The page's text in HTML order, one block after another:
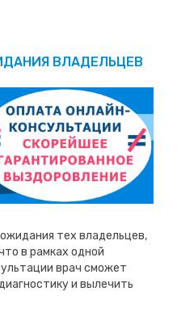
ВЛАДЕЛЬЦЕВ
тех владельцев,
в рамках одной
врач сможет
и вылечить